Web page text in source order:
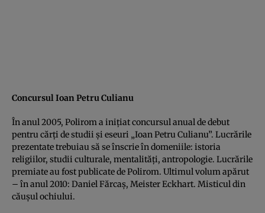
Concursul Ioan Petru Culianu
În anul 2005, Polirom a iniţiat concursul anual de debut
pentru cărţi de studii şi eseuri „Ioan Petru Culianu”. Lucrările
prezentate trebuiau să se înscrie în domeniile: istoria
religiilor, studii culturale, mentalităţi, antropologie. Lucrările
premiate au fost publicate de Polirom. Ultimul volum apărut
– în anul 2010: Daniel Fărcaş, Meister Eckhart. Misticul din
căuşul ochiului.